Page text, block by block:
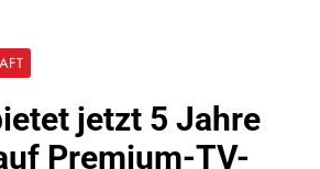
jetzt 5 Jahre
Premium-TV-